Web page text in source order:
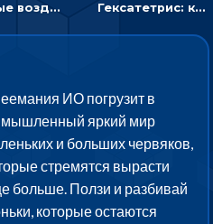
Веселые воздушные шары: соедини одноцветные в линию Гексатетрис: кидать блок, чтобы складывать три в ряд - головоломка
ИО погрузит в
яркий мир
и больших червяков,
стремятся вырасти
больше. Ползи и разбивай
которые остаются